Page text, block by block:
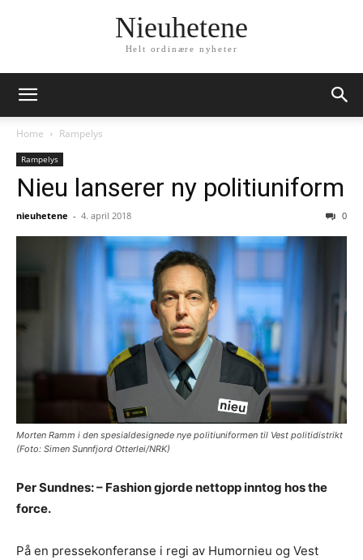
Nieuhetene
Helt ordinære nyheter
Home Rampelys
Rampelys
Nieu lanserer ny politiuniform
nieuhetene - 4. april 2018 0
Morten Ramm i den spesialdesignede nye politiuniformen til Vest politidistrikt
(Foto: Simen Sunnfjord Otterlei/NRK)
Per Sundnes: – Fashion gjorde nettopp inntog hos the
force.
På en pressekonferanse i regi av Humornieu og Vest